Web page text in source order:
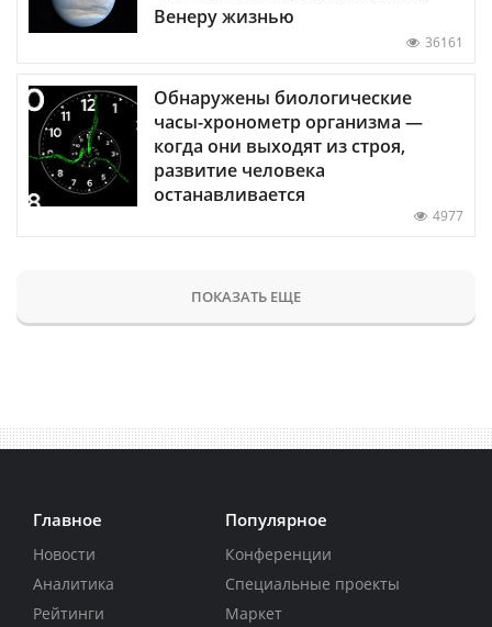
Венеру жизнью
36161
Обнаружены биологические
часы-хронометр организма —
когда они выходят из строя,
развитие человека
останавливается
4977
ПОКАЗАТЬ ЕЩЕ
Главное
Новости
Аналитика
Рейтинги
Популярное
Конференции
Специальные проекты
Маркет